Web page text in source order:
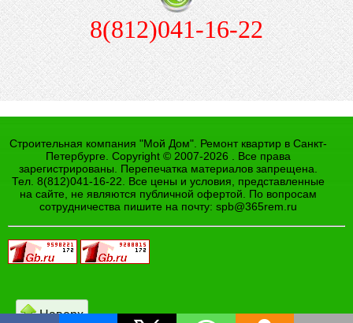
8(812)041-16-22
Строительная компания "Мой Дом". Ремонт квартир в Санкт-
Петербурге. Copyright © 2007-2026 . Все права
зарегистрированы. Перепечатка материалов запрещена.
Тел. 8(812)041-16-22. Все цены и условия, представленные
на сайте, не являются публичной офертой. По вопросам
сотрудничества пишите на почту: spb@365rem.ru
Наверх